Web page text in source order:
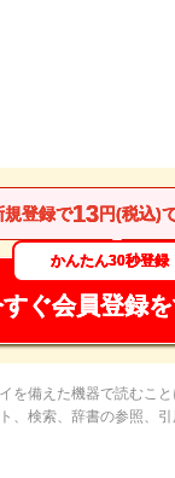
規登録で13円(税込)
かんたん30秒登録
ぐ会員登録
備えた機器で読むこと
検索、辞書の参照、引